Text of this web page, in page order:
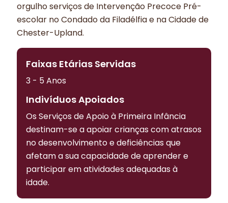
orgulho serviços de Intervenção Precoce Pré-
escolar no Condado da Filadélfia e na Cidade de
Chester-Upland.
Faixas Etárias Servidas
3 - 5 Anos
Indivíduos Apoiados
Os Serviços de Apoio à Primeira Infância
destinam-se a apoiar crianças com atrasos
no desenvolvimento e deficiências que
afetam a sua capacidade de aprender e
participar em atividades adequadas à
idade.